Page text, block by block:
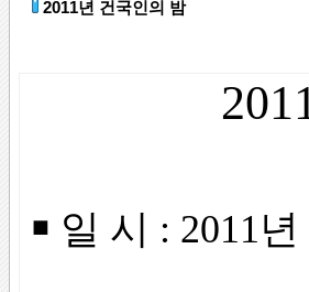
2011년 건국인의 밤
￭ 일 시 : 2011